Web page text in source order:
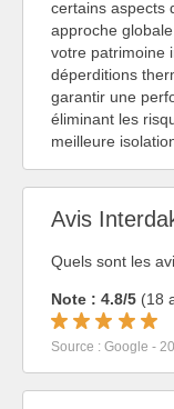
certains aspects
approche
votre patrimoine
déperditions
garantir une
éliminant les
meilleure
Avis
Quels sont les
Note : 4.8/5 (18
Source : Google -